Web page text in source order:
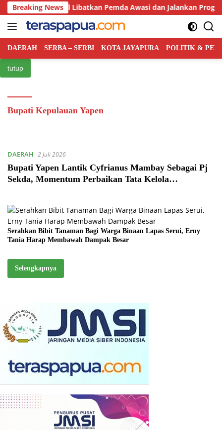
Langsung
ke
konten
Breaking News
Pusat Bakal Libatkan Pemda Awasi dan Jalankan Program
DAERAH SERBA – SERBI KOTA JAYAPURA POLITIK &
tutup
Bupati Kepulauan Yapen
DAERAH 2 Juli 2026
Bupati Yapen Lantik Cyfrianus Mambay Sebagai Pj
Sekda, Momentum Perbaikan Tata Kelola
Serahkan Bibit Tanaman Bagi Warga Binaan Lapas Serui, Erny
Tania Harap Membawah Dampak Besar
Selengkapnya